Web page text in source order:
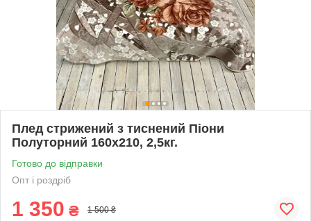
Плед стрижений з тиснений Піони
Полуторний 160х210, 2,5кг.
Готово до відправки
Опт і роздріб
1 350 ₴ 1 500 ₴